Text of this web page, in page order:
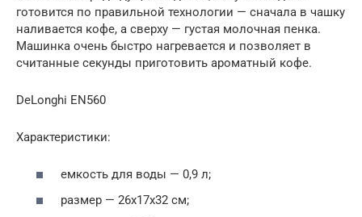
готовится по правильной технологии — сначала в чашку
наливается кофе, а сверху — густая молочная пенка.
Машинка очень быстро нагревается и позволяет в
считанные секунды приготовить ароматный кофе.
DeLonghi EN560
Характеристики:
емкость для воды — 0,9 л;
размер — 26х17х32 см;